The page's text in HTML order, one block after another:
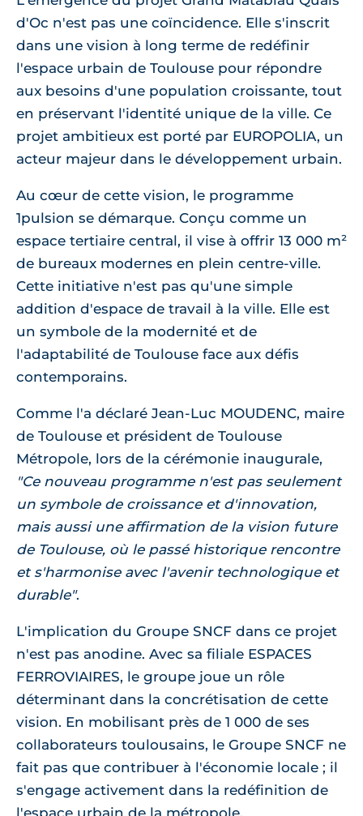
d'Oc n'est pas une coïncidence. Elle s'inscrit
dans une vision à long terme de redéfinir
l'espace urbain de Toulouse pour répondre
aux besoins d'une population croissante, tout
en préservant l'identité unique de la ville. Ce
projet ambitieux est porté par EUROPOLIA, un
acteur majeur dans le développement urbain.
Au cœur de cette vision, le programme
1pulsion se démarque. Conçu comme un
espace tertiaire central, il vise à offrir 13 000 m²
de bureaux modernes en plein centre-ville.
Cette initiative n'est pas qu'une simple
addition d'espace de travail à la ville. Elle est
un symbole de la modernité et de
l'adaptabilité de Toulouse face aux défis
contemporains.
Comme l'a déclaré Jean-Luc MOUDENC, maire
de Toulouse et président de Toulouse
Métropole, lors de la cérémonie inaugurale,
"Ce nouveau programme n'est pas seulement
un symbole de croissance et d'innovation,
mais aussi une affirmation de la vision future
de Toulouse, où le passé historique rencontre
et s'harmonise avec l'avenir technologique et
durable".
L'implication du Groupe SNCF dans ce projet
n'est pas anodine. Avec sa filiale ESPACES
FERROVIAIRES, le groupe joue un rôle
déterminant dans la concrétisation de cette
vision. En mobilisant près de 1 000 de ses
collaborateurs toulousains, le Groupe SNCF ne
fait pas que contribuer à l'économie locale ; il
s'engage activement dans la redéfinition de
l'espace urbain de la métropole.